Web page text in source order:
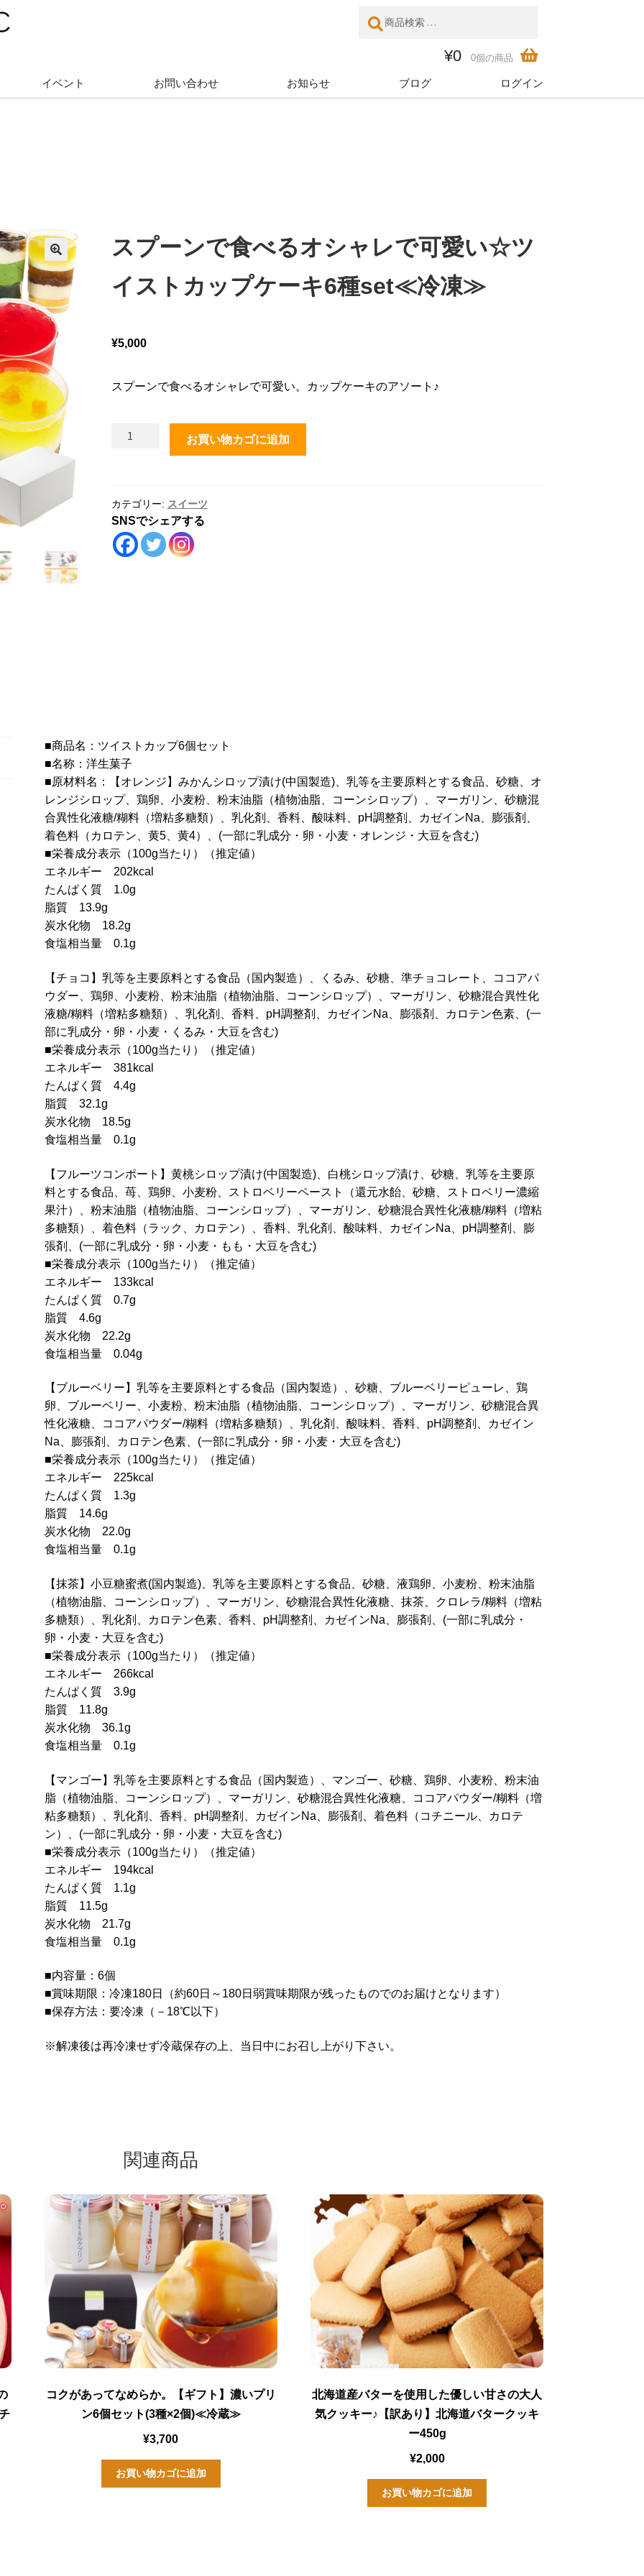
イベント お問い合わせ お知らせ ブログ ログイン
¥0 0個の商品
スプーンで食べるオシャレで可愛い☆ツ
イストカップケーキ6種set≪冷凍≫
¥5,000
スプーンで食べるオシャレで可愛い。カップケーキのアソート♪
で
食
べ
る
イ
ス
ト
カ
ッ
プ
ケ
set≪
冷
凍
≫
個
お買い物カゴに追加
カテゴリー: スイーツ
SNSでシェアする
■商品名：ツイストカップ6個セット
■名称：洋生菓子
■原材料名：【オレンジ】みかんシロップ漬け(中国製造)、乳等を主要原料とする食品、砂糖、オ
レンジシロップ、鶏卵、小麦粉、粉末油脂（植物油脂、コーンシロップ）、マーガリン、砂糖混
合異性化液糖/糊料（増粘多糖類）、乳化剤、香料、酸味料、pH調整剤、カゼインNa、膨張剤、
着色料（カロテン、黄5、黄4）、(一部に乳成分・卵・小麦・オレンジ・大豆を含む)
■栄養成分表示（100g当たり）（推定値）
エネルギー 202kcal
たんぱく質 1.0g
脂質 13.9g
炭水化物 18.2g
食塩相当量 0.1g
【チョコ】乳等を主要原料とする食品（国内製造）、くるみ、砂糖、準チョコレート、ココアパ
ウダー、鶏卵、小麦粉、粉末油脂（植物油脂、コーンシロップ）、マーガリン、砂糖混合異性化
液糖/糊料（増粘多糖類）、乳化剤、香料、pH調整剤、カゼインNa、膨張剤、カロテン色素、(一
部に乳成分・卵・小麦・くるみ・大豆を含む)
■栄養成分表示（100g当たり）（推定値）
エネルギー 381kcal
たんぱく質 4.4g
脂質 32.1g
炭水化物 18.5g
食塩相当量 0.1g
【フルーツコンポート】黄桃シロップ漬け(中国製造)、白桃シロップ漬け、砂糖、乳等を主要原
料とする食品、苺、鶏卵、小麦粉、ストロベリーペースト（還元水飴、砂糖、ストロベリー濃縮
果汁）、粉末油脂（植物油脂、コーンシロップ）、マーガリン、砂糖混合異性化液糖/糊料（増粘
多糖類）、着色料（ラック、カロテン）、香料、乳化剤、酸味料、カゼインNa、pH調整剤、膨
張剤、(一部に乳成分・卵・小麦・もも・大豆を含む)
■栄養成分表示（100g当たり）（推定値）
エネルギー 133kcal
たんぱく質 0.7g
脂質 4.6g
炭水化物 22.2g
食塩相当量 0.04g
【ブルーベリー】乳等を主要原料とする食品（国内製造）、砂糖、ブルーベリーピューレ、鶏
卵、ブルーベリー、小麦粉、粉末油脂（植物油脂、コーンシロップ）、マーガリン、砂糖混合異
性化液糖、ココアパウダー/糊料（増粘多糖類）、乳化剤、酸味料、香料、pH調整剤、カゼイン
Na、膨張剤、カロテン色素、(一部に乳成分・卵・小麦・大豆を含む)
■栄養成分表示（100g当たり）（推定値）
エネルギー 225kcal
たんぱく質 1.3g
脂質 14.6g
炭水化物 22.0g
食塩相当量 0.1g
【抹茶】小豆糖蜜煮(国内製造)、乳等を主要原料とする食品、砂糖、液鶏卵、小麦粉、粉末油脂
（植物油脂、コーンシロップ）、マーガリン、砂糖混合異性化液糖、抹茶、クロレラ/糊料（増粘
多糖類）、乳化剤、カロテン色素、香料、pH調整剤、カゼインNa、膨張剤、(一部に乳成分・
卵・小麦・大豆を含む)
■栄養成分表示（100g当たり）（推定値）
エネルギー 266kcal
たんぱく質 3.9g
脂質 11.8g
炭水化物 36.1g
食塩相当量 0.1g
【マンゴー】乳等を主要原料とする食品（国内製造）、マンゴー、砂糖、鶏卵、小麦粉、粉末油
脂（植物油脂、コーンシロップ）、マーガリン、砂糖混合異性化液糖、ココアパウダー/糊料（増
粘多糖類）、乳化剤、香料、pH調整剤、カゼインNa、膨張剤、着色料（コチニール、カロテ
ン）、(一部に乳成分・卵・小麦・大豆を含む)
■栄養成分表示（100g当たり）（推定値）
エネルギー 194kcal
たんぱく質 1.1g
脂質 11.5g
炭水化物 21.7g
食塩相当量 0.1g
■内容量：6個
■賞味期限：冷凍180日（約60日～180日弱賞味期限が残ったものでのお届けとなります）
■保存方法：要冷凍（－18℃以下）
※解凍後は再冷凍せず冷蔵保存の上、当日中にお召し上がり下さい。
関連商品
コクがあってなめらか。【ギフト】濃いプリ
ン6個セット(3種×2個)≪冷蔵≫
¥3,700
お買い物カゴに追加
北海道産バターを使用した優しい甘さの大人
気クッキー♪【訳あり】北海道バタークッキ
ー450g
¥2,000
お買い物カゴに追加